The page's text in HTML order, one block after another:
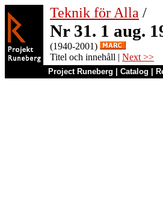
Teknik för Alla /
Nr 31. 1 aug.
(1940-2001)
Titel och innehåll | Next >>
Project Runeberg Catalog